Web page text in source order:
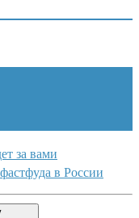
за вами
в России